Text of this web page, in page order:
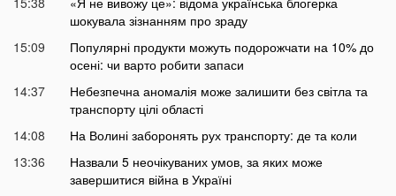
шокувала зізнанням про зраду
15:09
Популярні продукти можуть подорожчати на 10% до
осені: чи варто робити запаси
14:37
Небезпечна аномалія може залишити без світла та
транспорту цілі області
14:08
На Волині заборонять рух транспорту: де та коли
13:36
Назвали 5 неочікуваних умов, за яких може
завершитися війна в Україні